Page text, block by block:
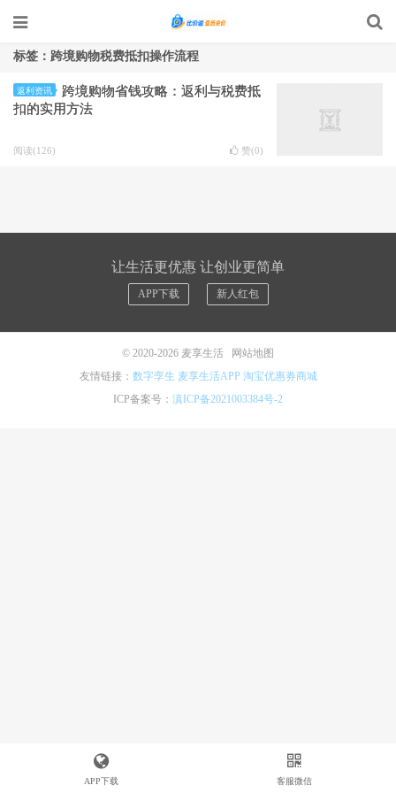
标签：跨境购物税费抵扣操作流程
返利资讯
跨境购物省钱攻略：返利与税费抵
扣的实用方法
阅读(126) 赞(0)
让生活更优惠 让创业更简单
APP下载 新人红包
© 2020-2026 麦享生活
网站地图
友情链接： 数字孪生 麦享生活APP 淘宝优惠券商城
ICP备案号： 滇ICP备2021003384号-2
APP下载 客服微信